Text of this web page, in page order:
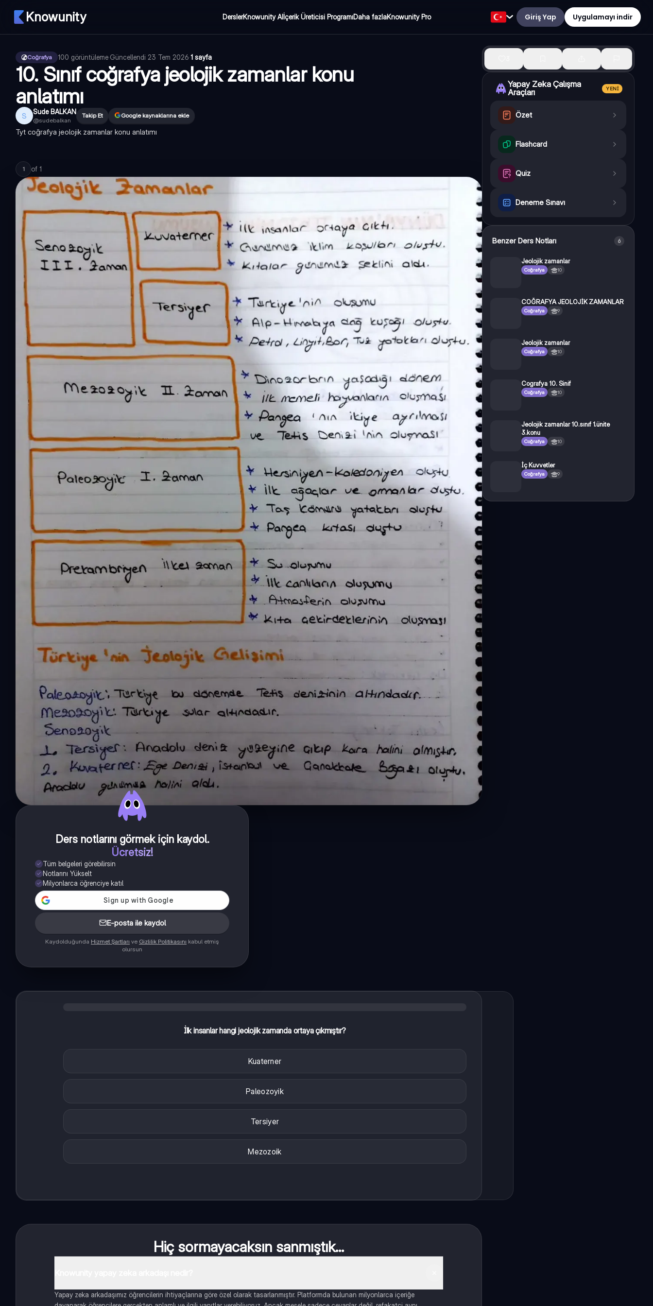
Knowunity DerslerKnowunity AIİçerik Üreticisi ProgramıDaha fazlaKnowunity Pro Giriş Yap Uygulamayı indir
Coğrafya 100 görüntüleme·Güncellendi 23 Tem 2026·1 sayfa
10. Sınıf coğrafya jeolojik zamanlar konu
anlatımı
S Sude BALKAN
@sudebalkan
Takip Et Google kaynaklarına ekle
Tyt coğrafya jeolojik zamanlar konu anlatımı
1 of 1
Ders notlarını görmek için kaydol.
Ücretsiz!
Tüm belgeleri görebilirsin
Notlarını Yükselt
Milyonlarca öğrenciye katıl
E-posta ile kaydol
Kaydolduğunda Hizmet Şartları ve Gizlilik Politikasını kabul etmiş
olursun
İlk insanlar hangi jeolojik zamanda ortaya çıkmıştır?
Kuaterner
Paleozoyik
Tersiyer
Mezozoik
Hiç sormayacaksın sanmıştık...
Yapay zeka arkadaşımız öğrencilerin ihtiyaçlarına göre özel olarak tasarlanmıştır. Platformda bulunan milyonlarca içeriğe
Yapay Zeka Çalışma
Araçları
YENI
Özet
Flashcard
Quiz
Deneme Sınavı
Benzer Ders Notları 6
Jeolojik zamanlar
Coğrafya 10
COĞRAFYA JEOLOJİK ZAMANLAR
Coğrafya 9
Jeolojik zamanlar
Coğrafya 10
Cografya 10. Sinif
Coğrafya 10
Jeolojik zamanlar 10.sınıf 1.ünite
3.konu
Coğrafya 10
İç Kuvvetler
Coğrafya 9